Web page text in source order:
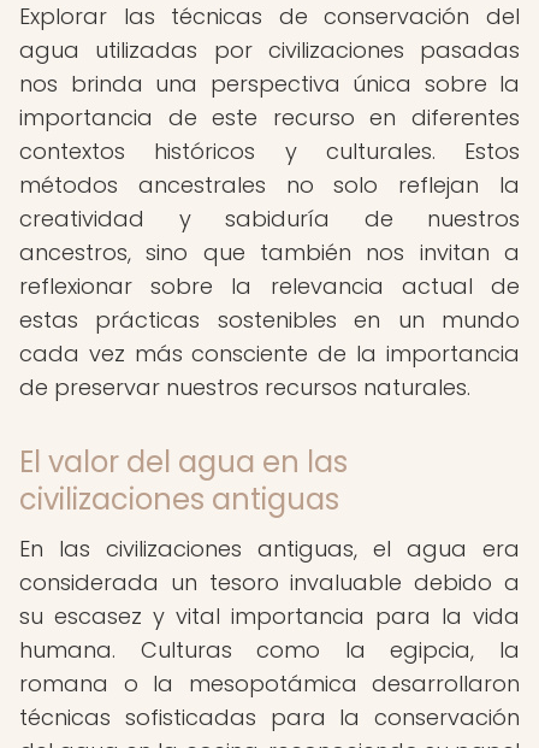
Explorar las técnicas de conservación del
agua utilizadas por civilizaciones pasadas
nos brinda una perspectiva única sobre la
importancia de este recurso en diferentes
contextos históricos y culturales. Estos
métodos ancestrales no solo reflejan la
creatividad y sabiduría de nuestros
ancestros, sino que también nos invitan a
reflexionar sobre la relevancia actual de
estas prácticas sostenibles en un mundo
cada vez más consciente de la importancia
de preservar nuestros recursos naturales.
El valor del agua en las
civilizaciones antiguas
En las civilizaciones antiguas, el agua era
considerada un tesoro invaluable debido a
su escasez y vital importancia para la vida
humana. Culturas como la egipcia, la
romana o la mesopotámica desarrollaron
técnicas sofisticadas para la conservación